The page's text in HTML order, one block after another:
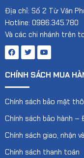
Địa chỉ: Số 2 Từ Văn
Hotline: 0986.345.780
Và các chi nhánh trên
CHÍNH SÁCH MUA
Chính sách bảo mật
Chính sách bảo hành
Chính sách giao, nhận
Chính sách thanh toán